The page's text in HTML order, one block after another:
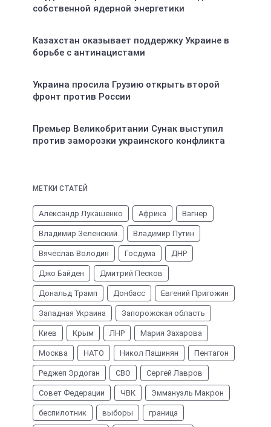
собственной ядерной энергетики
Казахстан оказывает поддержку Украине в
борьбе с антинацистами
Украина просила Грузию открыть второй
фронт против России
Премьер Великобритании Сунак выступил
против заморозки украинского конфликта
МЕТКИ СТАТЕЙ
Александр Лукашенко Африка Вагнер
Владимир Зеленский Владимир Путин
Вячеслав Володин Госдума ДНР
Джо Байден Дмитрий Песков
Дональд Трамп Донбасс Евгений Пригожин
Западная Украина Запорожская область
Киев Крым ЛНР Мария Захарова
Москва НАТО Никол Пашинян Пентагон
Реджеп Эрдоган СВО Сергей Лавров
Совет Федерации ЧВК Эммануэль Макрон
беспилотник выборы граница